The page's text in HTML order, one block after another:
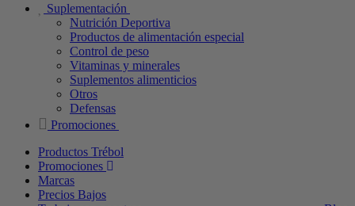
Suplementación
Nutrición Deportiva
Productos de alimentación especial
Control de peso
Vitaminas y minerales
Suplementos alimenticios
Otros
Defensas
Promociones
Productos Trébol
Promociones
Marcas
Precios Bajos